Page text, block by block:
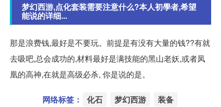
梦幻西游,点化套装需要注意什么?本人初學者,希望
能说的详细...
那是浪费钱,最好是不要玩。前提是有没有大量的钱??有就
去吸吧,总会成功的,材料最好是满技能的黑山老妖,或者凤
凰的高神,在就是高级必杀, 你是说的是。
网络标签： 化石 梦幻西游 装备